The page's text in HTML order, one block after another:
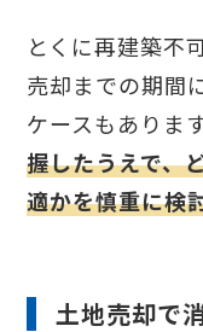
とくに再建築不
売却までの期間
ケースもあります
握したうえで、
適かを慎重に検
土地売却で